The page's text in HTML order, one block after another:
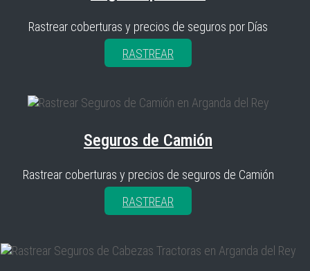
Rastrear coberturas y precios de seguros por Días
RASTREAR
Seguros de Camión
Rastrear coberturas y precios de seguros de Camión
RASTREAR